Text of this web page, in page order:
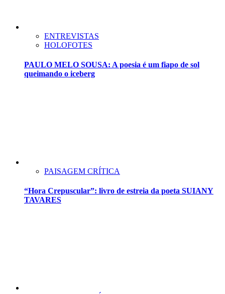
ENTREVISTAS
HOLOFOTES
PAULO MELO SOUSA: A poesia é um fiapo de sol
queimando o iceberg
PAISAGEM CRÍTICA
“Hora Crepuscular”: livro de estreia da poeta SUIANY
TAVARES